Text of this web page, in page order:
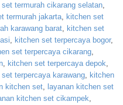
set termurah cikarang selatan,
termurah jakarta, kitchen set
karawang barat, kitchen set
, kitchen set terpercaya bogor,
set terpercaya cikarang,
, kitchen set terpercaya depok,
set terpercaya karawang, kitchen
kitchen set, layanan kitchen set
kitchen set cikampek,